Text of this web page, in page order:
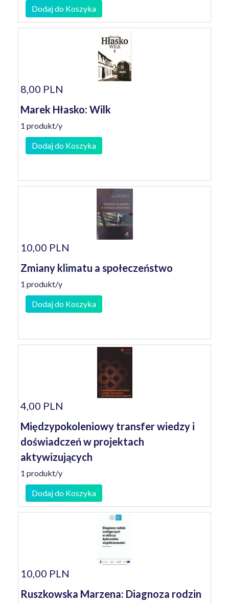
Dodaj do Koszyka
8,00 PLN
Marek Hłasko: Wilk
1 produkt/y
Dodaj do Koszyka
10,00 PLN
Zmiany klimatu a społeczeństwo
1 produkt/y
Dodaj do Koszyka
4,00 PLN
Międzypokoleniowy transfer wiedzy i
doświadczeń w projektach
aktywizujących
1 produkt/y
Dodaj do Koszyka
10,00 PLN
Ruszkowska Marzena: Diagnoza rodzin